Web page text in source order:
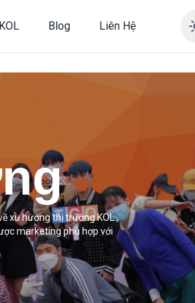
Blog Liên Hệ
xu hướng thị trường KOL ,
marketing phù hợp với